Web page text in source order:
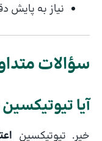
نیاز به پایش
سؤالات
آیا
خیر. تیوتیکسین